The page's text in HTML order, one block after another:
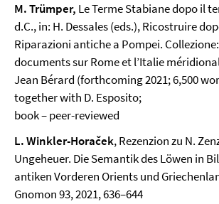
M. Trümper, Le Terme Stabiane dopo il
d.C., in: H. Dessales (eds.), Ricostruire
Riparazioni antiche a Pompei.
documents sur Rome et l’Italie
Jean Bérard (forthcoming 2021; 6,500
together with D. Esposito;
book – peer-reviewed
L. Winkler-Horaček, Rezenzion zu N.
Ungeheuer. Die Semantik des Löwen in
antiken Vorderen Orients und
Gnomon 93, 2021, 636–644